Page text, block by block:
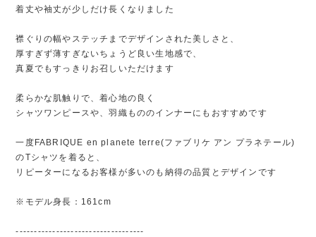
着丈や袖丈が少しだけ長くなりました
襟ぐりの幅やステッチまでデザインされた美しさと、
厚すぎず薄すぎないちょうど良い生地感で、
真夏でもすっきりお召しいただけます
柔らかな肌触りで、着心地の良く
シャツワンピースや、羽織もののインナーにもおすすめです
一度FABRIQUE en planete terre(ファブリケ アン プラネテール)
のTシャツを着ると、
リピーターになるお客様が多いのも納得の品質とデザインです
※モデル身長：161cm
-----------------------------------